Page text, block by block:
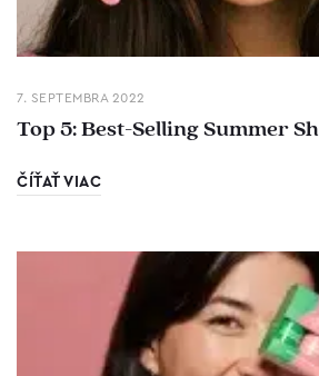
7. SEPTEMBRA 2022
Top 5: Best-Selling Summer
ČÍŤAŤ VIAC